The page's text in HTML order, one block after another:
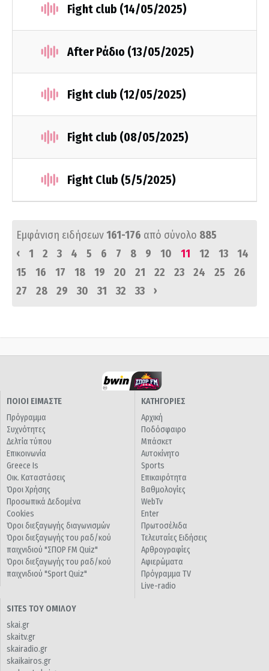
Fight club (14/05/2025)
After Ράδιο (13/05/2025)
Fight club (12/05/2025)
Fight club (08/05/2025)
Fight Club (5/5/2025)
Εμφάνιση ειδήσεων161-176 από σύνολο 885
‹
1 2 3 4 5 6 7 8 9 10 11 12 13
14
15
16 17 18 19 20 21 22 23 24 25
26
27
28 29 30 31 32 33 ›
ΠΟΙΟΙ ΕΙΜΑΣΤΕ
Πρόγραμμα
Συχνότητες
Δελτία τύπου
Επικοινωνία
Greece Is
Οικ. Καταστάσεις
Όροι Χρήσης
Προσωπικά Δεδομένα
Cookies
Όροι διεξαγωγής διαγωνισμών
Όροι διεξαγωγής του ραδ/κού
παιχνιδιού "ΣΠΟΡ FM Quiz"
Όροι διεξαγωγής του ραδ/κού
παιχνιδιού "Sport Quiz"
ΚΑΤΗΓΟΡΙΕΣ
Αρχική
Ποδόσφαιρο
Μπάσκετ
Αυτοκίνητο
Sports
Επικαιρότητα
Βαθμολογίες
WebTv
Enter
Πρωτοσέλιδα
Τελευταίες Ειδήσεις
Αρθρογραφίες
Αφιερώματα
Πρόγραμμα TV
Live-radio
SITES ΤΟΥ ΟΜΙΛΟΥ
skai.gr
skaitv.gr
skairadio.gr
skaikairos.gr